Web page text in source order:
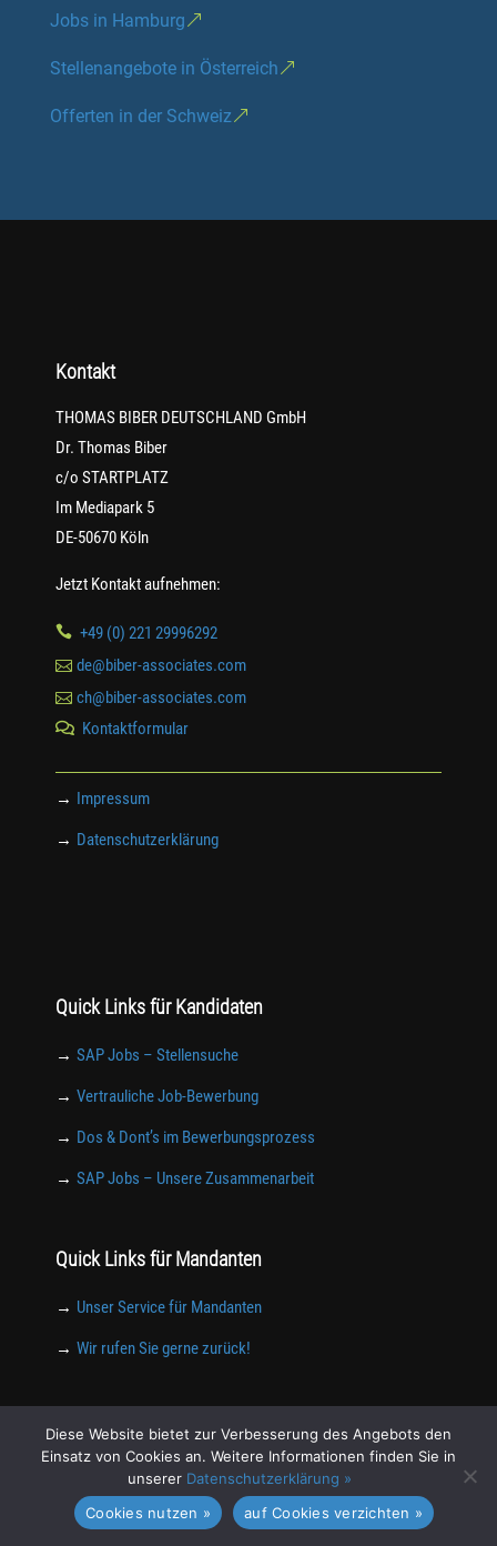
Jobs in Hamburg
Stellenangebote in Österreich
Offerten in der Schweiz
Kontakt
THOMAS BIBER DEUTSCHLAND GmbH
Dr. Thomas Biber
c/o STARTPLATZ
Im Mediapark 5
DE-50670 Köln
Jetzt Kontakt aufnehmen:
 +49 (0) 221 29996292
 de@biber-associates.com
 ch@biber-associates.com
 Kontaktformular
→ Impressum
→ Datenschutzerklärung
Quick Links für Kandidaten
→ SAP Jobs – Stellensuche
→ Vertrauliche Job-Bewerbung
→ Dos & Dont’s im Bewerbungsprozess
→ SAP Jobs – Unsere Zusammenarbeit
Quick Links für Mandanten
→ Unser Service für Mandanten
→ Wir rufen Sie gerne zurück!
Interessante Informationen
Fachartikel: Dr. Thomas Biber in der Computerwoche
SAP und Karriere Blog
Was ist SAP? Die wichtigsten Fakten zur
Diese Website bietet zur Verbesserung des Angebots den
Einsatz von Cookies an. Weitere Informationen finden Sie in
unserer Datenschutzerklärung »
Cookies nutzen »
auf Cookies verzichten »